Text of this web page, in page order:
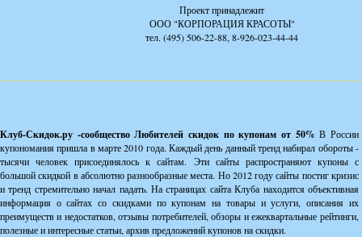
Проект принадлежит
ООО "КОРПОРАЦИЯ КРАСОТЫ"
тел. (495) 506-22-88, 8-926-023-44-44
Клуб-Скидок.ру -сообщество Любителей скидок по купонам от 50%В России
купономания пришла в марте 2010 года. Каждый день данный тренд набирал обороты -
тысячи человек присоединялось к сайтам. Эти сайты распространяют купоны с
большой скидкой в абсолютно разнообразные места. Но 2012 году сайты постиг кризис
и тренд стремительно начал падать. На страницах сайта Клуба находится объективная
информация о сайтах со скидками по купонам на товары и услуги, описания их
преимуществ и недостатков, отзывы потребителей, обзоры и ежеквартальные рейтинги,
полезные и интересные статьи, архив предложений купонов на скидки.